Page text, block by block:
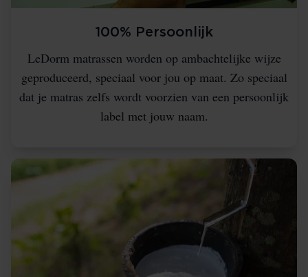
100% Persoonlijk
LeDorm matrassen worden op ambachtelijke wijze
geproduceerd, speciaal voor jou op maat. Zo speciaal
dat je matras zelfs wordt voorzien van een persoonlijk
label met jouw naam.